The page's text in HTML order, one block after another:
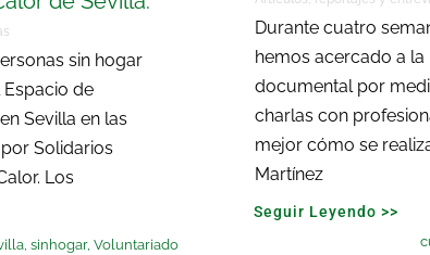
sin hogar
de
Sevilla en las
Solidarios
Los
, sinhogar, Voluntariado
Durante cuatro
hemos acercado a
documental por
charlas con
mejor cómo se
Martínez
Seguir Leyendo >>